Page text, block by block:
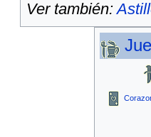
Ver también: